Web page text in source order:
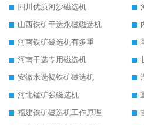
四川优质河沙磁选机
山西铁矿干选永磁磁选机
河南铁矿磁选机有多重
河南干选专用磁选机
安徽水选褐铁矿磁选机
河北锰矿强磁选机
福建铁矿磁选机工作原理